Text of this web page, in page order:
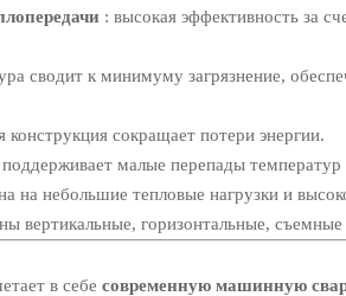
: высокая эффективность за
сводит к минимуму загрязнение,
конструкция сокращает потери энергии.
поддерживает малые перепады
на небольшие тепловые нагрузки и
вертикальные, горизонтальные,
в себесовременную машинную